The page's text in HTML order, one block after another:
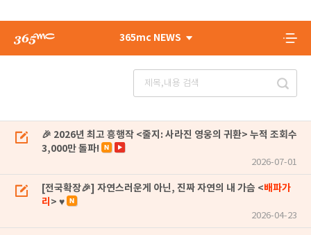
365mc NEWS
🎉 2026년 최고 흥행작 <줄지: 사라진 영웅의 귀환> 누적 조회수
3,000만 돌파!
2026-07-01
[전국확장🎉] 자연스러운게 아닌, 진짜 자연의 내 가슴 <배파가
리 > ♥
2026-04-23